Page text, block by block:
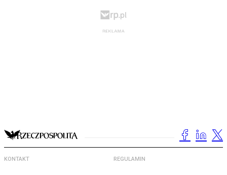
KONTAKT REGULAMIN